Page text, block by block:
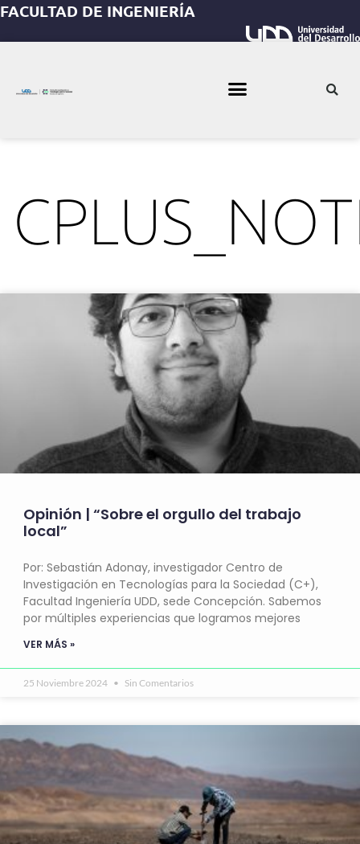
FACULTAD DE INGENIERÍA
Opinión | “Sobre el orgullo del trabajo
local”
Por: Sebastián Adonay, investigador Centro de
Investigación en Tecnologías para la Sociedad (C+),
Facultad Ingeniería UDD, sede Concepción. Sabemos
por múltiples experiencias que logramos mejores
VER MÁS »
25 Noviembre 2024 Sin Comentarios